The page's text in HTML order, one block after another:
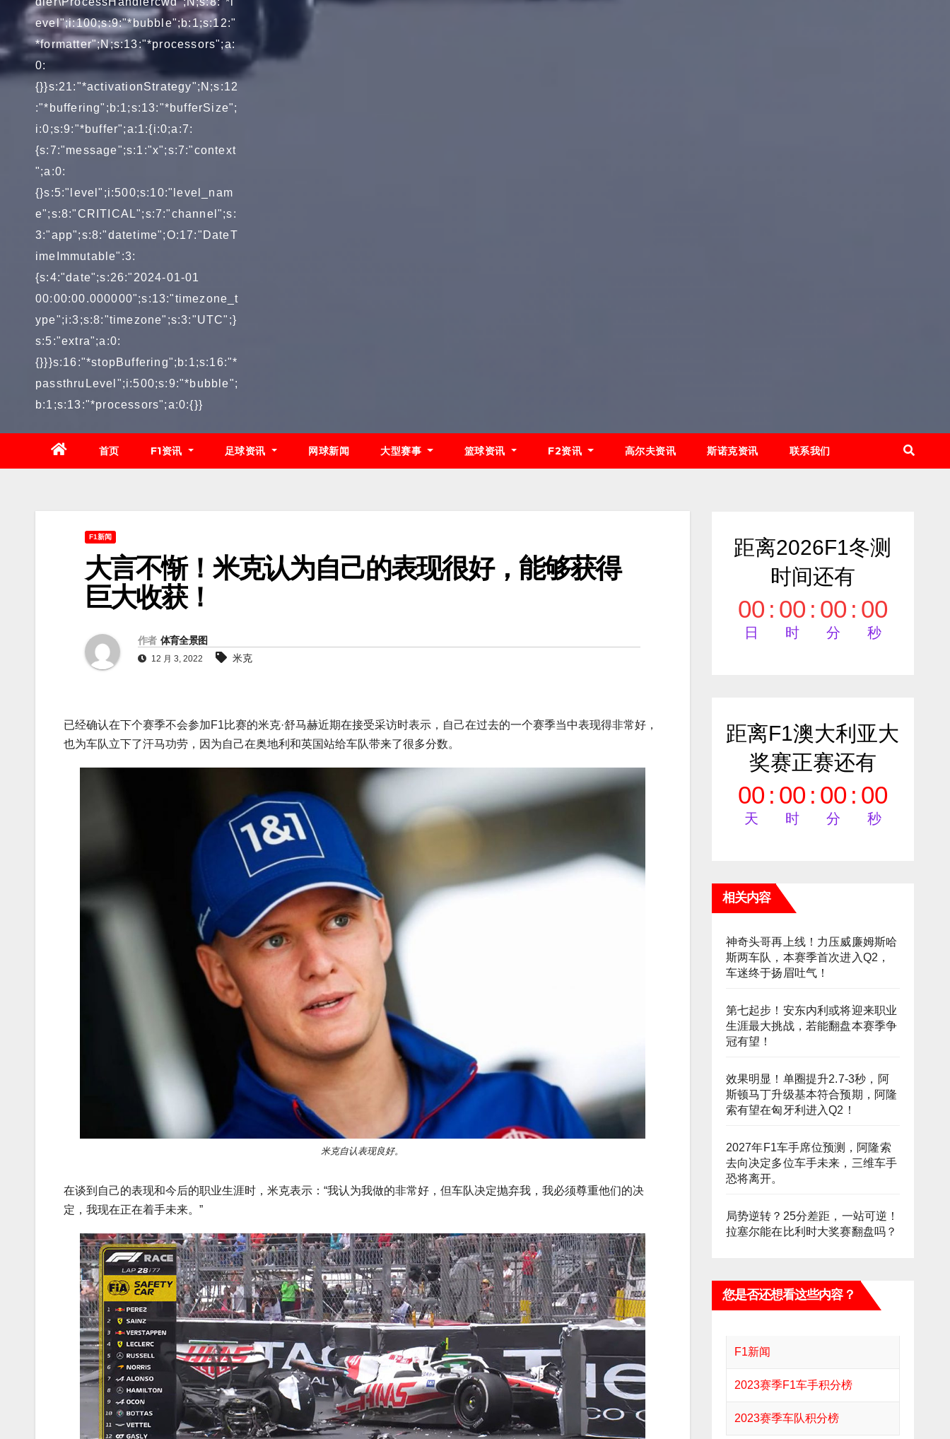
evel";i:100;s:9:"*bubble";b:1;s:12:"
*formatter";N;s:13:"*processors";a:
0:
{}}s:21:"*activationStrategy";N;s:12
:"*buffering";b:1;s:13:"*bufferSize";
i:0;s:9:"*buffer";a:1:{i:0;a:7:
{s:7:"message";s:1:"x";s:7:"context
";a:0:
{}s:5:"level";i:500;s:10:"level_nam
e";s:8:"CRITICAL";s:7:"channel";s:
3:"app";s:8:"datetime";O:17:"DateT
imeImmutable":3:
{s:4:"date";s:26:"2024-01-01
00:00:00.000000";s:13:"timezone_t
ype";i:3;s:8:"timezone";s:3:"UTC";}
s:5:"extra";a:0:
{}}}s:16:"*stopBuffering";b:1;s:16:"*
passthruLevel";i:500;s:9:"*bubble";
b:1;s:13:"*processors";a:0:{}}
首页 F1资讯 足球资讯 网球新闻 大型赛事 篮球资讯 F2资讯 高尔夫资讯 斯诺克资讯 联系我们
F1新闻
大言不惭！米克认为自己的表现很好，能够获得
巨大收获！
作者 体育全景图
12 月 3, 2022 米克
已经确认在下个赛季不会参加F1比赛的米克·舒马赫近期在接受采访时表示，自己在过去的一个赛季当中表现得非常好，
也为车队立下了汗马功劳，因为自己在奥地利和英国站给车队带来了很多分数。
米克自认表现良好。
在谈到自己的表现和今后的职业生涯时，米克表示：“我认为我做的非常好，但车队决定抛弃我，我必须尊重他们的决
定，我现在正在着手未来。”
距离2026F1冬测
时间还有
00
日
: 00
时
: 00
分
: 00
秒
距离F1澳大利亚大
奖赛正赛还有
00
天
: 00
时
: 00
分
: 00
秒
相关内容
神奇头哥再上线！力压威廉姆斯哈
斯两车队，本赛季首次进入Q2，
车迷终于扬眉吐气！
第七起步！安东内利或将迎来职业
生涯最大挑战，若能翻盘本赛季争
冠有望！
效果明显！单圈提升2.7-3秒，阿
斯顿马丁升级基本符合预期，阿隆
索有望在匈牙利进入Q2！
2027年F1车手席位预测，阿隆索
去向决定多位车手未来，三维车手
恐将离开。
局势逆转？25分差距，一站可逆！
拉塞尔能在比利时大奖赛翻盘吗？
您是否还想看这些内容？
F1新闻
2023赛季F1车手积分榜
2023赛季车队积分榜